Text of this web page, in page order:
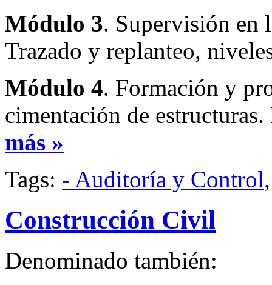
Módulo 3. Supervisión en
Trazado y replanteo,
Módulo 4. Formación y
cimentación de
más »
Tags: - Auditoría y Control
Construcción Civil
Denominado también: